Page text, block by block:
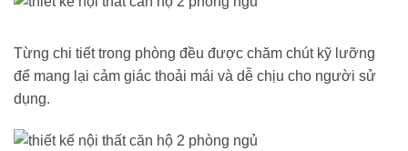
Từng chi tiết trong phòng đều được chăm chút kỹ lưỡng
để mang lại cảm giác thoải mái và dễ chịu cho người sử
dụng.